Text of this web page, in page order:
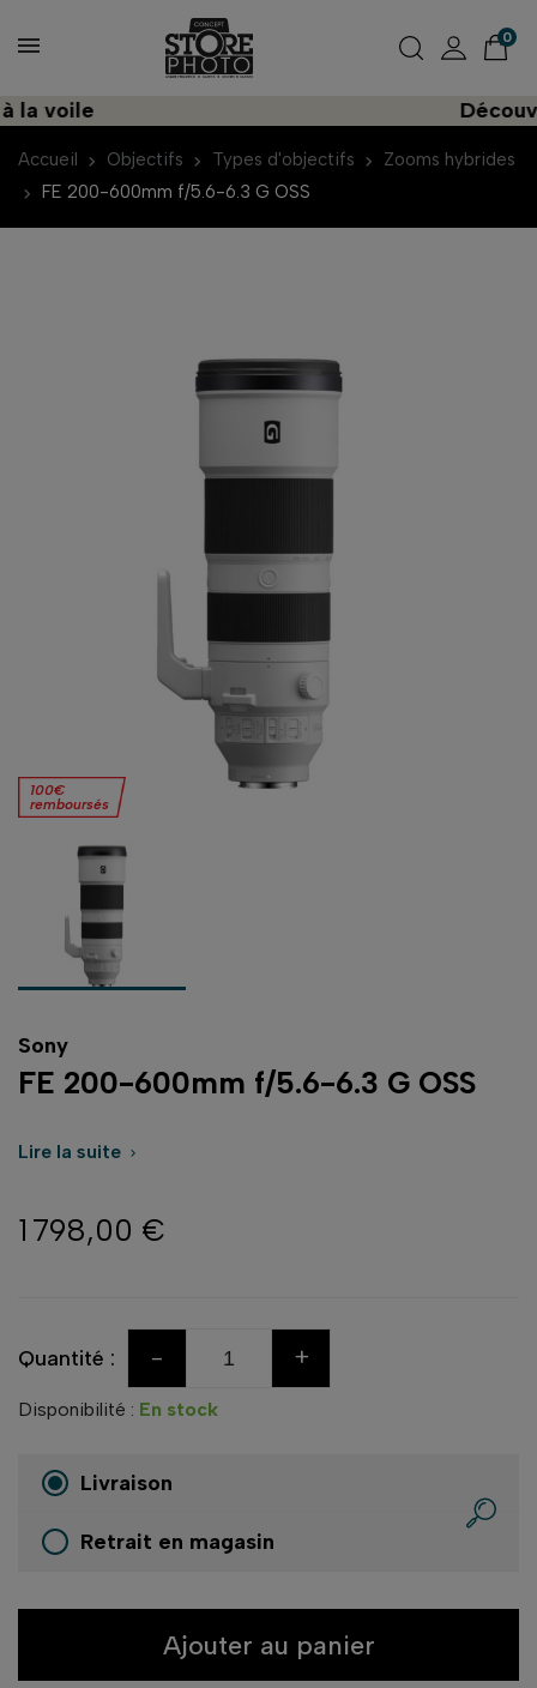
0
Accueil Objectifs Types d'objectifs
Zooms hybrides
FE 200-600mm f/5.6-6.3 G OSS
100€
remboursés
Sony
FE 200-600mm f/5.6-6.3 G OSS
Lire la suite 
1 798,00 €
Quantité : - +
Disponibilité : En stock
Livraison
Retrait en magasin
Ajouter au panier